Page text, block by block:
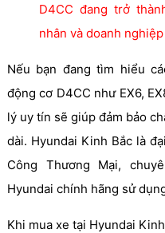
D4CC đang trở
nhân và doanh
Nếu bạn đang tìm hiểu
động cơ D4CC như EX6,
lý uy tín sẽ giúp đảm bảo
dài. Hyundai Kinh Bắc là
Công Thương Mại,
Hyundai chính hãng sử
Khi mua xe tại Hyundai